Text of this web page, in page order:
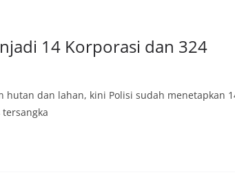
14 Korporasi dan 324
hutan dan lahan, kini Polisi sudah menetapkan